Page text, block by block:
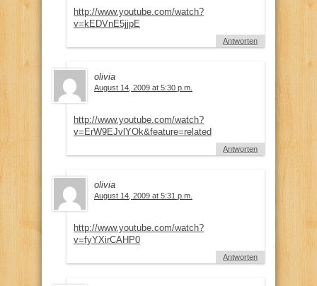
http://www.youtube.com/watch?
v=kEDVnE5jjpE
Antworten
olivia
August 14, 2009 at 5:30 p.m.
http://www.youtube.com/watch?
v=ErW9EJvlYOk&feature=related
Antworten
olivia
August 14, 2009 at 5:31 p.m.
http://www.youtube.com/watch?
v=fyYXirCAHP0
Antworten